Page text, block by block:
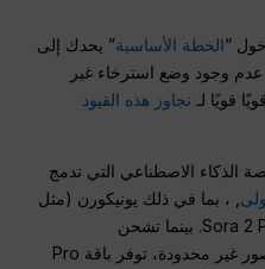
“الخطة الأساسية” يحدك إلى
وجود وضع استرخاء غير
قويًا لـ تجاوز هذه القيود
الذكاء الاصطناعي التي تدمج
, ، بما في ذلك يونيكورن (مثل
GPT-5.2، وSora 2 Pro. بينما تشحن
صور غير محدودة، توفر باقة Pro